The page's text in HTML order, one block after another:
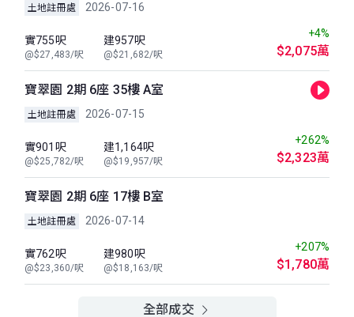
土地註冊處 2026-07-16
實755呎
@$27,483/呎
建957呎
@$21,682/呎
+4%
$2,075萬
寶翠園 2期 6座 35樓 A室
土地註冊處 2026-07-15
實901呎
@$25,782/呎
建1,164呎
@$19,957/呎
+262%
$2,323萬
寶翠園 2期 6座 17樓 B室
土地註冊處 2026-07-14
實762呎
@$23,360/呎
建980呎
@$18,163/呎
+207%
$1,780萬
全部成交